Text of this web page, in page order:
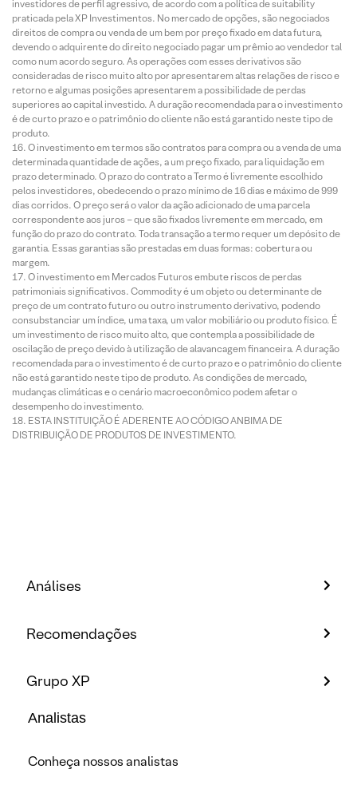
investidores de perfil agressivo, de acordo com a política de suitability
praticada pela XP Investimentos. No mercado de opções, são negociados
direitos de compra ou venda de um bem por preço fixado em data futura,
devendo o adquirente do direito negociado pagar um prêmio ao vendedor tal
como num acordo seguro. As operações com esses derivativos são
consideradas de risco muito alto por apresentarem altas relações de risco e
retorno e algumas posições apresentarem a possibilidade de perdas
superiores ao capital investido. A duração recomendada para o investimento
é de curto prazo e o patrimônio do cliente não está garantido neste tipo de
produto.
O investimento em termos são contratos para compra ou a venda de uma
determinada quantidade de ações, a um preço fixado, para liquidação em
prazo determinado. O prazo do contrato a Termo é livremente escolhido
pelos investidores, obedecendo o prazo mínimo de 16 dias e máximo de 999
dias corridos. O preço será o valor da ação adicionado de uma parcela
correspondente aos juros – que são fixados livremente em mercado, em
função do prazo do contrato. Toda transação a termo requer um depósito de
garantia. Essas garantias são prestadas em duas formas: cobertura ou
margem.
O investimento em Mercados Futuros embute riscos de perdas
patrimoniais significativos. Commodity é um objeto ou determinante de
preço de um contrato futuro ou outro instrumento derivativo, podendo
consubstanciar um índice, uma taxa, um valor mobiliário ou produto físico. É
um investimento de risco muito alto, que contempla a possibilidade de
oscilação de preço devido à utilização de alavancagem financeira. A duração
recomendada para o investimento é de curto prazo e o patrimônio do cliente
não está garantido neste tipo de produto. As condições de mercado,
mudanças climáticas e o cenário macroeconômico podem afetar o
desempenho do investimento.
ESTA INSTITUIÇÃO É ADERENTE AO CÓDIGO ANBIMA DE
DISTRIBUIÇÃO DE PRODUTOS DE INVESTIMENTO.
Análises
Recomendações
Grupo XP
Analistas
Conheça nossos analistas